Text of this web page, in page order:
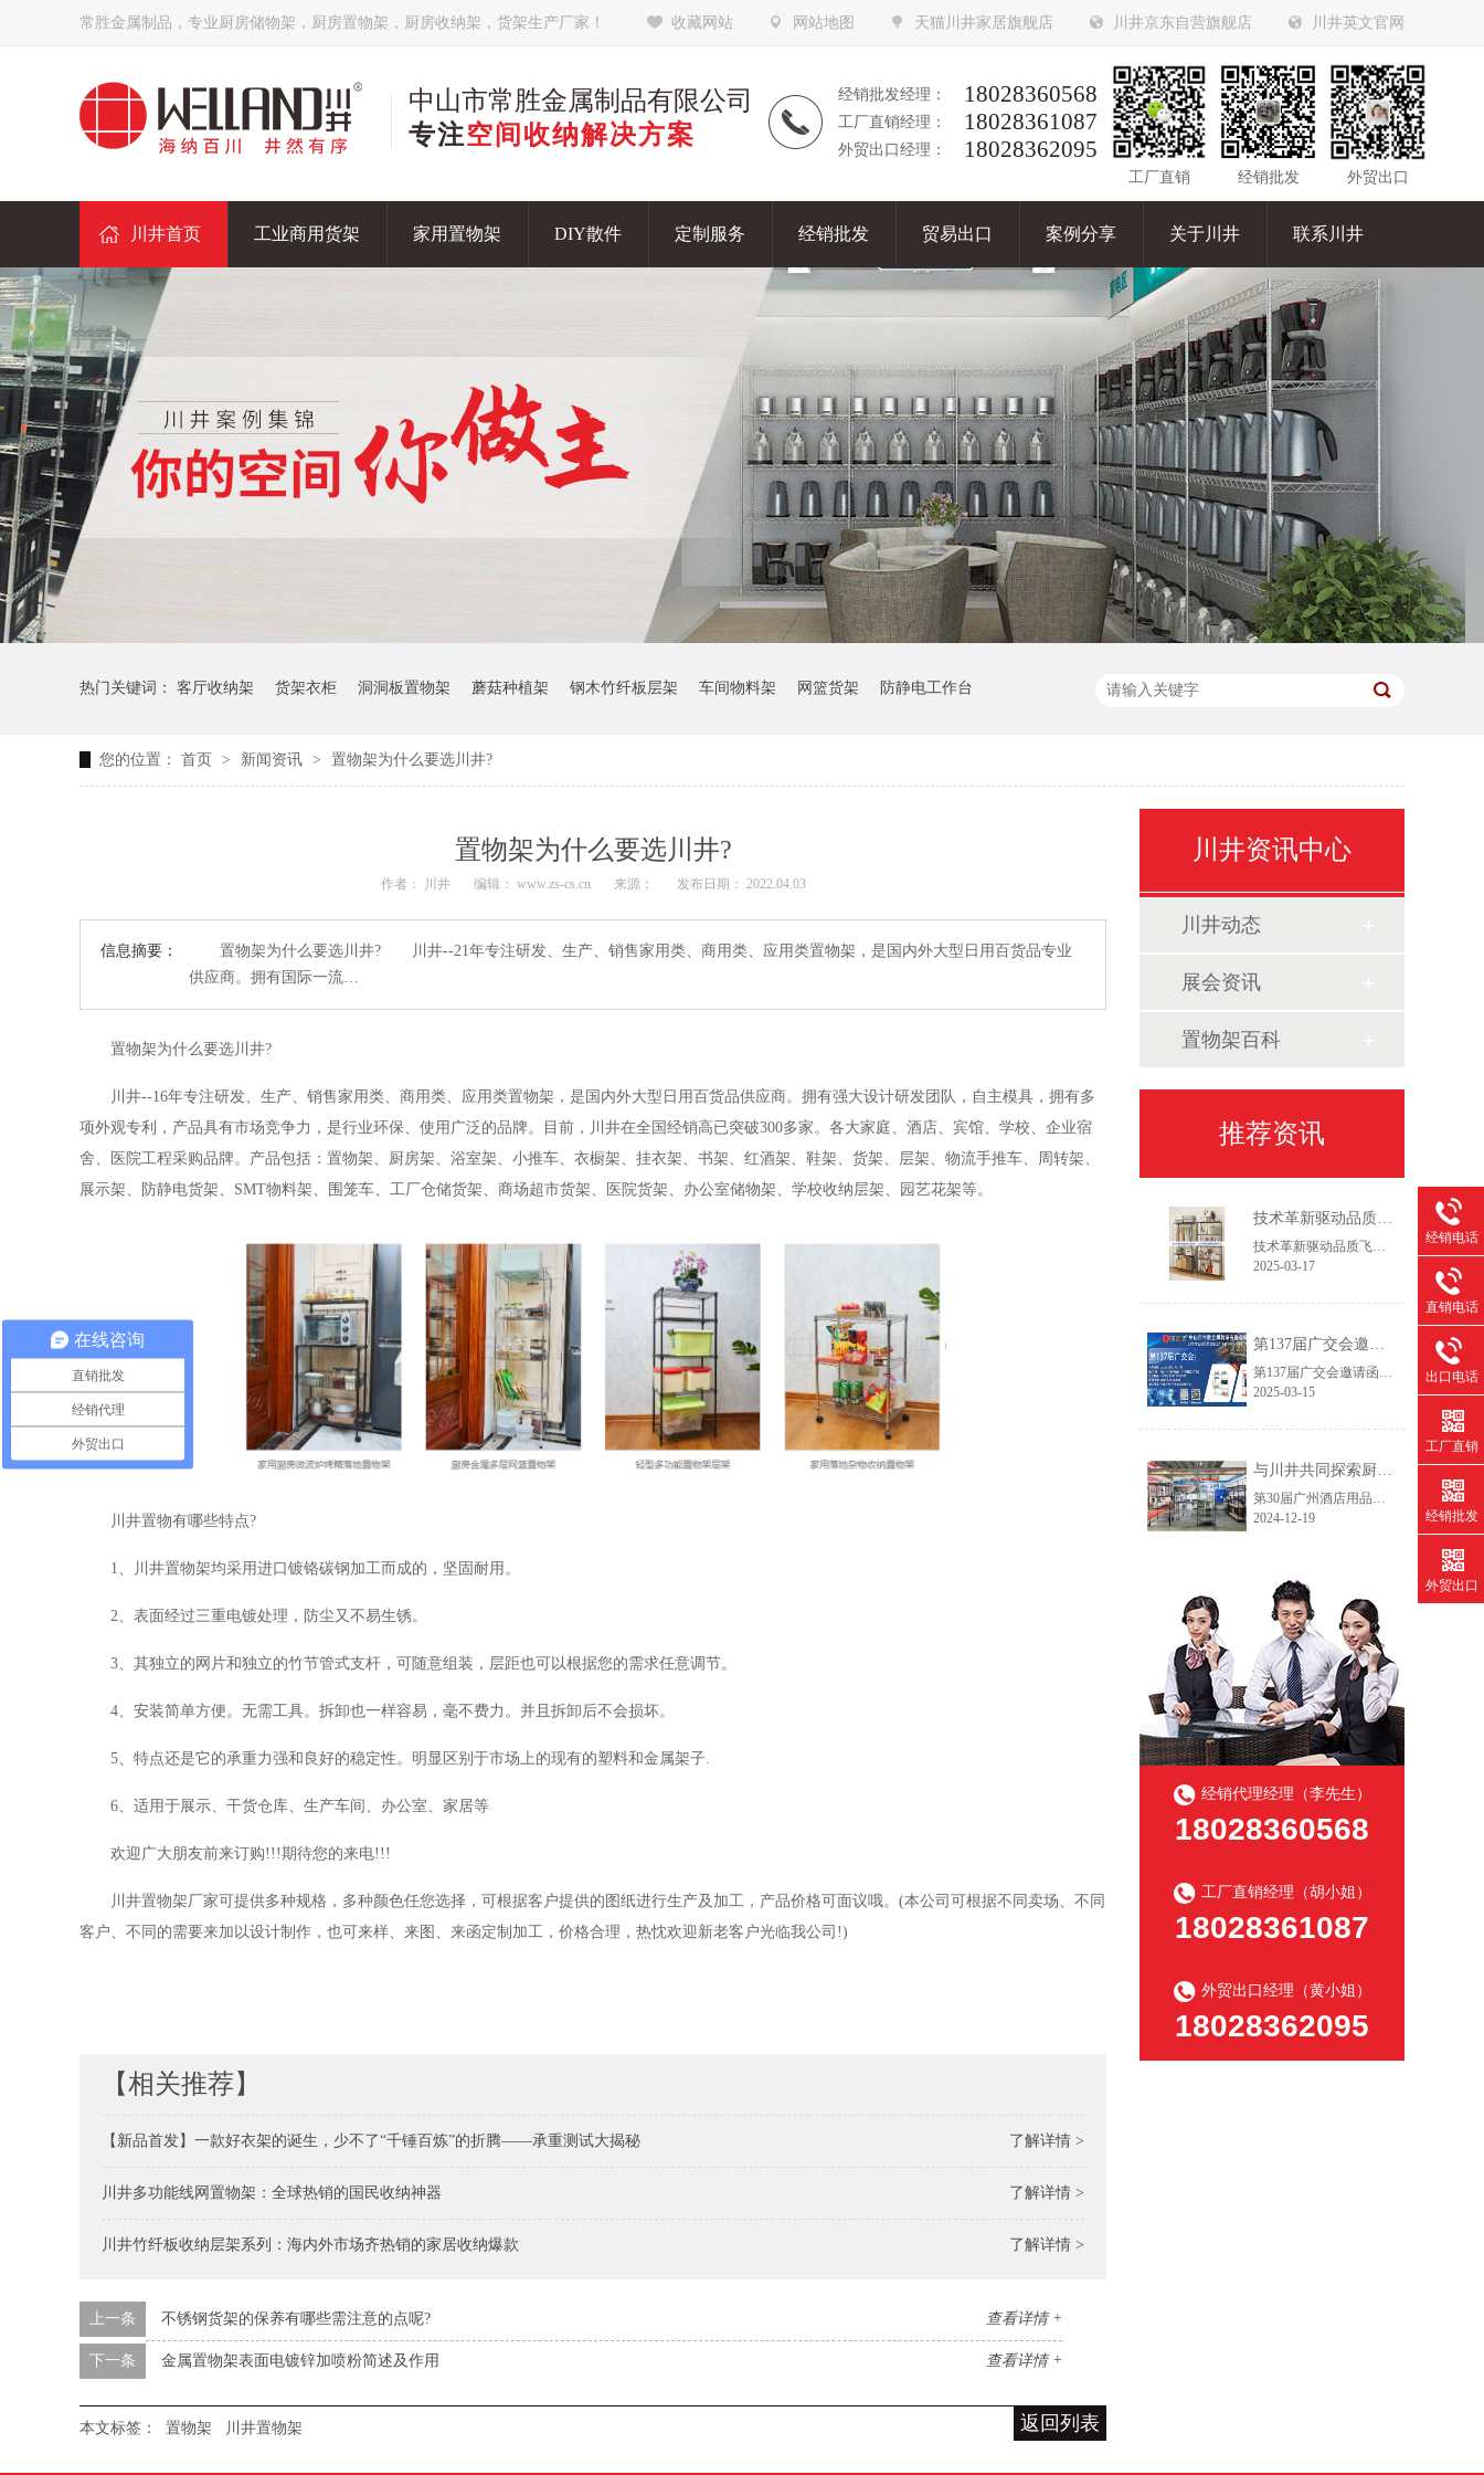
收藏网站 网站地图 天猫川井家居旗舰店 川井京东自营旗舰店 川井英文官网
常胜金属制品，专业厨房储物架，厨房置物架，厨房收纳架，货架生产厂家！
经销批发经理： 18028360568
工厂直销经理： 18028361087
外贸出口经理： 18028362095
中山市常胜金属制品有限公司
专注空间收纳解决方案
工厂直销 经销批发 外贸出口
川井首页 工业商用货架 家用置物架 DIY散件 定制服务 经销批发 贸易出口 案例分享 关于川井 联系川井
热门关键词： 客厅收纳架 货架衣柜 洞洞板置物架 蘑菇种植架 钢木竹纤板层架 车间物料架 网篮货架 防静电工作台
您的位置： 首页 > 新闻资讯 > 置物架为什么要选川井?
置物架为什么要选川井?
作者： 川井 编辑： www.zs-cs.cn 来源： 发布日期： 2022.04.03
信息摘要：
置物架为什么要选川井? 川井--21年专注研发、生产、销售家用类、商用类、应用类置物架，是国内外大型日用百货品专业
供应商。拥有国际一流…
置物架为什么要选川井?
川井--16年专注研发、生产、销售家用类、商用类、应用类置物架，是国内外大型日用百货品供应商。拥有强大设计研发团队，自主模具，拥有多
项外观专利，产品具有市场竞争力，是行业环保、使用广泛的品牌。目前，川井在全国经销高已突破300多家。各大家庭、酒店、宾馆、学校、企业宿
舍、医院工程采购品牌。产品包括：置物架、厨房架、浴室架、小推车、衣橱架、挂衣架、书架、红酒架、鞋架、货架、层架、物流手推车、周转架、
展示架、防静电货架、SMT物料架、围笼车、工厂仓储货架、商场超市货架、医院货架、办公室储物架、学校收纳层架、园艺花架等。
川井置物有哪些特点?
1、川井置物架均采用进口镀铬碳钢加工而成的，坚固耐用。
2、表面经过三重电镀处理，防尘又不易生锈。
3、其独立的网片和独立的竹节管式支杆，可随意组装，层距也可以根据您的需求任意调节。
4、安装简单方便。无需工具。拆卸也一样容易，毫不费力。并且拆卸后不会损坏。
5、特点还是它的承重力强和良好的稳定性。明显区别于市场上的现有的塑料和金属架子.
6、适用于展示、干货仓库、生产车间、办公室、家居等
欢迎广大朋友前来订购!!!期待您的来电!!!
川井置物架厂家可提供多种规格，多种颜色任您选择，可根据客户提供的图纸进行生产及加工，产品价格可面议哦。(本公司可根据不同卖场、不同
客户、不同的需要来加以设计制作，也可来样、来图、来函定制加工，价格合理，热忱欢迎新老客户光临我公司!)
【相关推荐】
了解详情 >
【新品首发】一款好衣架的诞生，少不了“千锤百炼”的折腾——承重测试大揭秘
了解详情 >
川井多功能线网置物架：全球热销的国民收纳神器
了解详情 >
川井竹纤板收纳层架系列：海内外市场齐热销的家居收纳爆款
查看详情 +
上一条 不锈钢货架的保养有哪些需注意的点呢?
查看详情 +
下一条 金属置物架表面电镀锌加喷粉简述及作用
返回列表
本文标签： 置物架 川井置物架
川井资讯中心
川井动态
展会资讯
置物架百科
推荐资讯
技术革新驱动品质飞跃——2025新一代设备赋能线网货架智造升级
技术革新驱动品质飞跃——2025新一代设备赋能线网货架智造升级作为专注线网货架领域的生产服务商，我们始终践行"以客户为主，以创新促发展"的经营理念。通过持续优化生产工艺流程和产品结构设计，我们致力于为客户提供更具市场竞争力的仓储解决方案，在保证产品精工品质的同时，实现交付周期缩短30%以上，助力客户快速开拓新兴市场。
2025-03-17
第137届广交会邀请函
第137届广交会邀请函智造未来，链通全球尊敬的合作伙伴：【中山市常胜金属制品有限公司】作为拥有26年经验的线网货架制造商，诚邀您莅临第137届中国进出口商品交易会(广交会，本次展会我们将推出家用及商用双场景新品，助力全球合作伙伴提升空间管理效率。
2025-03-15
与川井共同探索厨房与冷库收纳创新——第30届广州酒店用品展今日开幕
第30届广州酒店用品展今天开展了，欢迎各界新老客户朋友们到访我们的厨房和冷库货架的展位。广州琶洲展馆B区10.2.590~592，12月19日~21日，欢迎咨询产品目录和询价!
2024-12-19
经销代理经理（李先生）
18028360568
工厂直销经理（胡小姐）
18028361087
外贸出口经理（黄小姐）
18028362095
经销电话
直销电话
出口电话
工厂直销
经销批发
外贸出口
在线咨询
直销批发
经销代理
外贸出口